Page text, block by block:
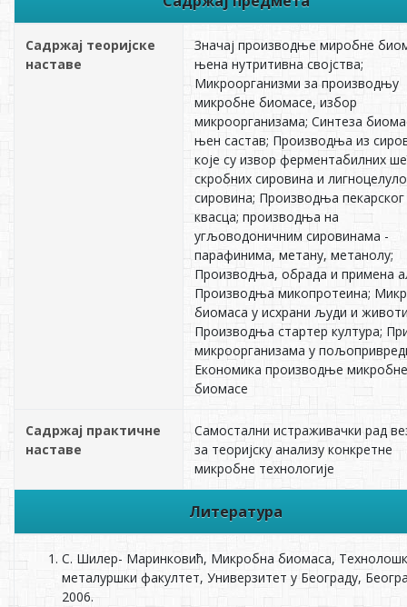
Садржај теоријске
наставе
Значај производње миробне
њена нутритивна својства;
Микроорганизми за производњу
микробне биомасе, избор
микроорганизама; Синтеза
њен састав; Производња из
које су извор ферментабилних
скробних сировина и
сировина; Производња пекарског
квасца; производња на
угљоводоничним сировинама -
парафинима, метану, метанолу;
Производња, обрада и примена
Производња микопротеина;
биомаса у исхрани људи и
Производња стартер култура;
микроорганизама у
Економика производње микробне
биомасе
Садржај практичне
наставе
Самостални истраживачки рад
за теоријску анализу конкретне
микробне технологије
Литература
С. Шилер- Маринковић, Микробна биомаса,
металуршки факултет, Универзитет у Београду,
2006.